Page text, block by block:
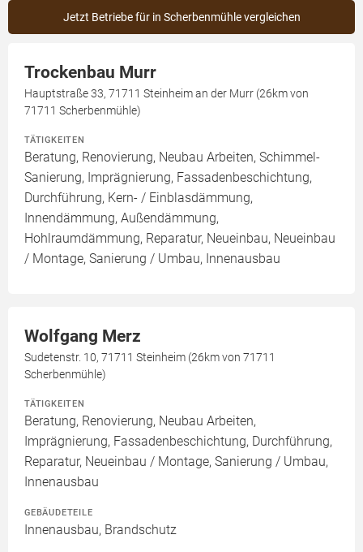
Jetzt Betriebe für in Scherbenmühle vergleichen
Trockenbau Murr
Hauptstraße 33, 71711 Steinheim an der Murr (26km von
71711 Scherbenmühle)
TÄTIGKEITEN
Beratung, Renovierung, Neubau Arbeiten, Schimmel-
Sanierung, Imprägnierung, Fassadenbeschichtung,
Durchführung, Kern- / Einblasdämmung,
Innendämmung, Außendämmung,
Hohlraumdämmung, Reparatur, Neueinbau, Neueinbau
/ Montage, Sanierung / Umbau, Innenausbau
Wolfgang Merz
Sudetenstr. 10, 71711 Steinheim (26km von 71711
Scherbenmühle)
TÄTIGKEITEN
Beratung, Renovierung, Neubau Arbeiten,
Imprägnierung, Fassadenbeschichtung, Durchführung,
Reparatur, Neueinbau / Montage, Sanierung / Umbau,
Innenausbau
GEBÄUDETEILE
Innenausbau, Brandschutz